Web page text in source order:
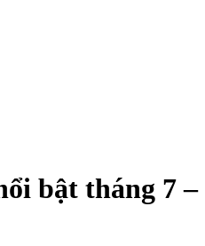
bật tháng 7 –